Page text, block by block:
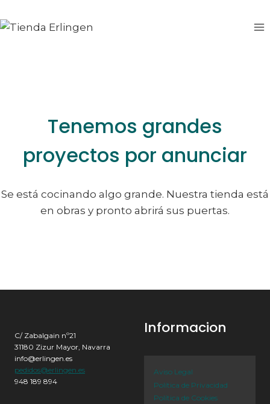
al
al
Tenemos grandes
proyectos por anunciar
Se está cocinando algo grande. Nuestra tienda está
en obras y pronto abrirá sus puertas.
C/ Zabalgain nº21
31180 Zizur Mayor, Navarra
info@erlingen.es
pedidos@erlingen.es
948 189 894
Informacion
Aviso Legal
Política de Privacidad
Política de Cookies